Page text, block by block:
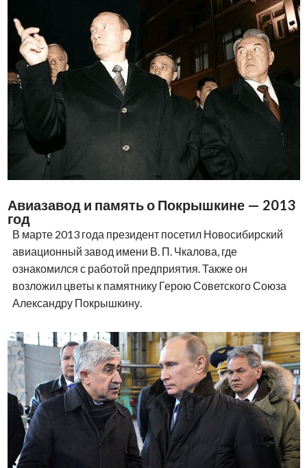
Авиазавод и память о Покрышкине — 2013
год
В марте 2013 года президент посетил Новосибирский
авиационный завод имени В. П. Чкалова, где
ознакомился с работой предприятия. Также он
возложил цветы к памятнику Герою Советского Союза
Александру Покрышкину.